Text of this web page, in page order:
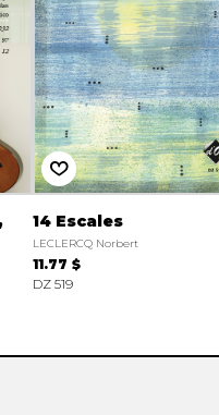
14 Escales
LECLERCQ Norbert
11.77 $
DZ 519